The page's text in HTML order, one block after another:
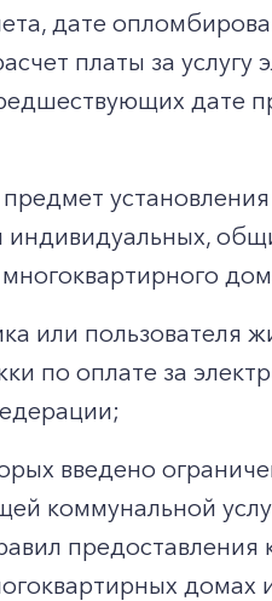
дате
платы за услугу
дате
индивидуальных,
или пользователя
по оплате за
введено
коммунальной
предоставления
домах